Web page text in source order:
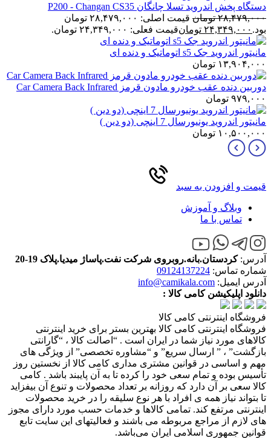
دستگاه پخش اندروید تسلا چانگان P200 - Changan CS35
۲۸,۴۷۹,۰۰۰ تومان
قیمت اصلی: ۲۸,۴۷۹,۰۰۰ تومان
بود. ۲۴,۳۴۹,۰۰۰ تومانقیمت فعلی: ۲۴,۳۴۹,۰۰۰ تومان.
مانیتور اندروید جک s5 اتوماتیک و دنده ای
۱۳,۹۰۴,۰۰۰ تومان
دوربین دنده عقب خودرو مادون قرمز Car Camera Back Infrared
۹۷۹,۰۰۰ تومان
مانیتور اندروید یونیورسال 7 اینچی (دو دین )
۱۰,۵۰۰,۰۰۰ تومان
قیمت و افزودن به سبد
وبلاگ و آموزش
تماس با ما
آدرس:کردستان.بانه.روبروی شرکت نفت.پاساژ میدیا.پلاک 19-20
شماره تماس: 09124137224
آدرس ایمیل: info@camikala.com
دانلود اپلیکیشن کامی کالا :
فروشگاه اینترنتی کامی کالا
فروشگاه اینترنتی کامی کالا بهترین بستر برای خرید اینترنتی
کالاهای مورد نیاز شما در ایران است . “اصالت کالا ، “گارانتی
بازگشت” ، ” ارسال سریع” و “مشاوره تخصصی” از ویژگی های
مهم و اساسی در قوانین مشتری مداری کامی کالا از نخستین روز
تأسیس بوده و تمام سعی خود را کرده تا به آن پایبند باشد . کامی
کالا سعی بر آن دارد که روزانه بر تعداد محصولات و تنوع آن بیفزاید
تا بتواند نیاز همه ی افراد با هر نوع سلیقه را در خرید محصولات
اینترنتی مرتفع کند. تمامی کالاها و خدمات حسب مورد دارای مجوز
های لازم از مراجع مربوطه می باشند و فعالیتهای این سایت تابع
قوانین جمهوری اسلامی ایران می‌باشد.